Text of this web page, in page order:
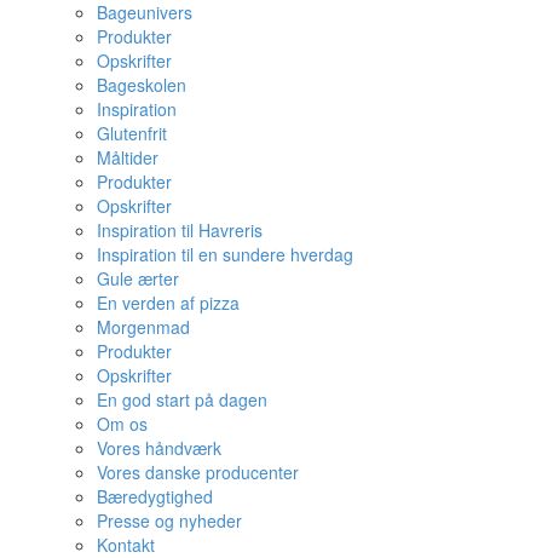
Bageunivers
Produkter
Opskrifter
Bageskolen
Inspiration
Glutenfrit
Måltider
Produkter
Opskrifter
Inspiration til Havreris
Inspiration til en sundere hverdag
Gule ærter
En verden af pizza
Morgenmad
Produkter
Opskrifter
En god start på dagen
Om os
Vores håndværk
Vores danske producenter
Bæredygtighed
Presse og nyheder
Kontakt